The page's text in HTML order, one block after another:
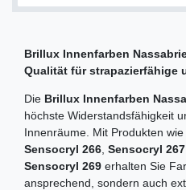
Brillux Innenfarben
Qualität für strapazierfähige
Die Brillux Innenfarben
höchste Widerstandsfähigkeit
Innenräume. Mit Produkten wie
Sensocryl 266 Sensocryl 267
Sensocryl 269 erhalten Sie
ansprechend, sondern auch